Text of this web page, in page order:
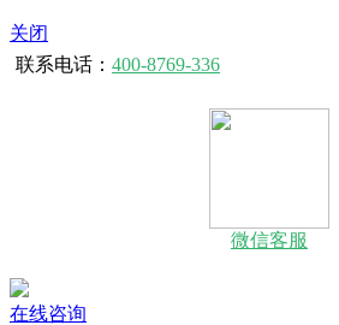
关闭
联系电话： 400-8769-336
微信客服
在线咨询